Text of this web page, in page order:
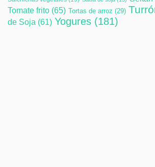
Tomate frito (65) Tortas de arroz (29)
de Soja (61) Yogures (181)